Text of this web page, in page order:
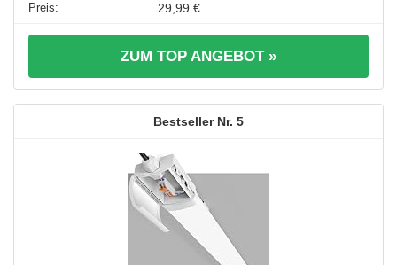
29,99 €
ZUM TOP ANGEBOT »
5